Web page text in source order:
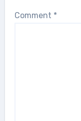
Comment *